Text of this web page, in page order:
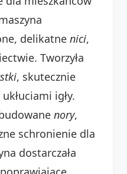
delikatne nici,
Tworzyła
, skutecznie
igły.
nory,
schronienie dla
dostarczała